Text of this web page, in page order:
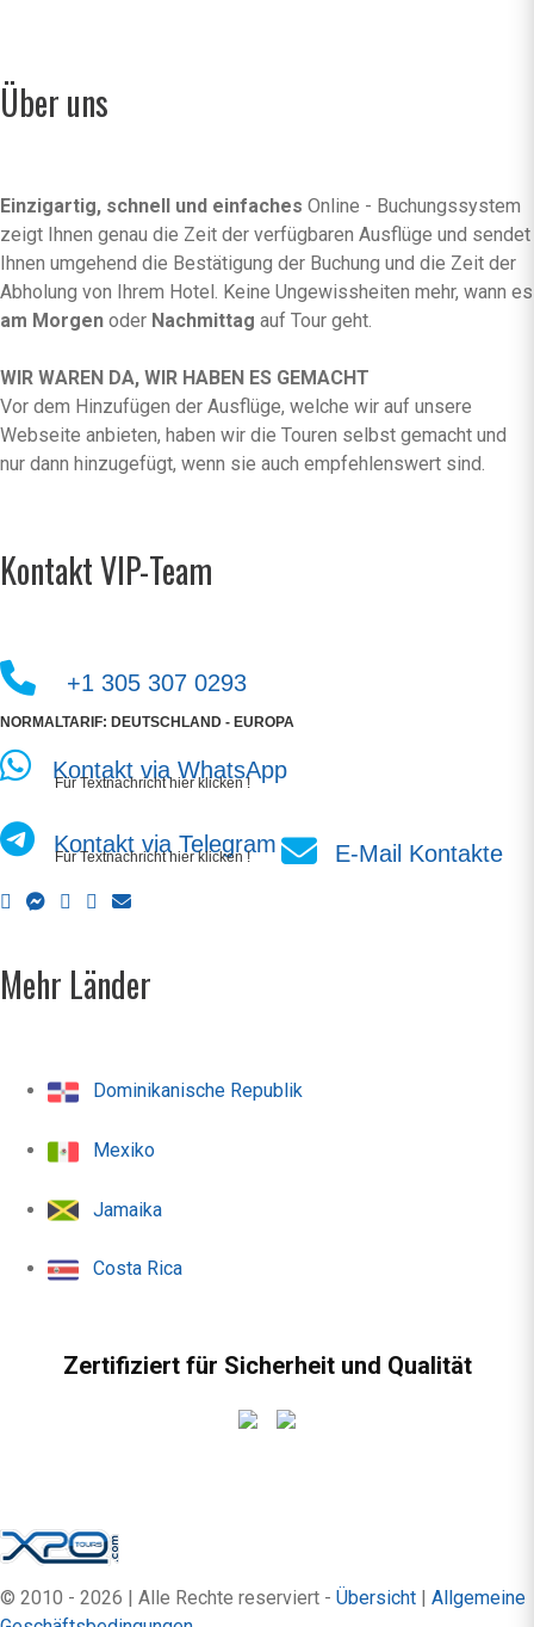
Über uns
Einzigartig, schnell und einfaches Online - Buchungssystem
zeigt Ihnen genau die Zeit der verfügbaren Ausflüge und sendet
Ihnen umgehend die Bestätigung der Buchung und die Zeit der
Abholung von Ihrem Hotel. Keine Ungewissheiten mehr, wann es
am Morgen oder Nachmittag auf Tour geht.
WIR WAREN DA, WIR HABEN ES GEMACHT
Vor dem Hinzufügen der Ausflüge, welche wir auf unsere
Webseite anbieten, haben wir die Touren selbst gemacht und
nur dann hinzugefügt, wenn sie auch empfehlenswert sind.
Kontakt VIP-Team
+1 305 307 0293
NORMALTARIF: DEUTSCHLAND - EUROPA
Kontakt via WhatsApp
Für Textnachricht hier klicken !
Kontakt via Telegram
Für Textnachricht hier klicken ! E-Mail Kontakte
Mehr Länder
Dominikanische Republik
Mexiko
Jamaika
Costa Rica
Zertifiziert für Sicherheit und Qualität
© 2010 - 2026 | Alle Rechte reserviert - Übersicht | Allgemeine